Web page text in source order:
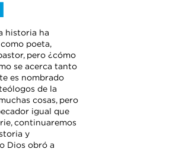
historia ha
poeta,
pero ¿cómo
se acerca tanto
es nombrado
de la
cosas, pero
igual que
continuaremos
y
Dios obró a